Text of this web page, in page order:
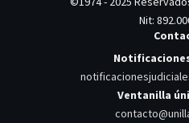
Nit:
Ventanilla